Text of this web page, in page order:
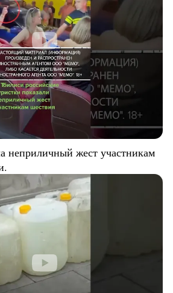
неприличный жест участникам